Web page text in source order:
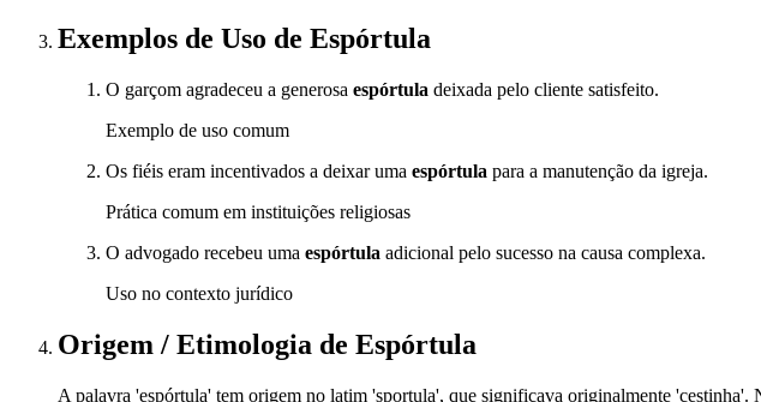
Exemplos de Uso de Espórtula
O garçom agradeceu a generosa espórtula deixada pelo cliente satisfeito.
Exemplo de uso comum
Os fiéis eram incentivados a deixar uma espórtula para a manutenção da igreja.
Prática comum em instituições religiosas
O advogado recebeu uma espórtula adicional pelo sucesso na causa complexa.
Uso no contexto jurídico
Origem / Etimologia de Espórtula
A palavra 'espórtula' tem origem no latim 'sportula', que significava originalmente 'cestinha'.